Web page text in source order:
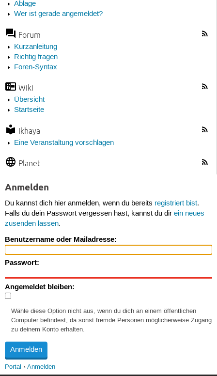
Ablage
Wer ist gerade angemeldet?
Forum
Kurzanleitung
Richtig fragen
Foren-Syntax
Wiki
Übersicht
Startseite
Ikhaya
Eine Veranstaltung vorschlagen
Planet
Anmelden
Du kannst dich hier anmelden, wenn du bereits registriert bist.
Falls du dein Passwort vergessen hast, kannst du dir ein neues
zusenden lassen.
Benutzername oder Mailadresse:
Passwort:
Angemeldet bleiben:
Wähle diese Option nicht aus, wenn du dich an einem öffentlichen
Computer befindest, da sonst fremde Personen möglicherweise Zugang
zu deinem Konto erhalten.
Portal Anmelden